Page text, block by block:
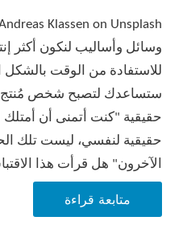
وسائل وأساليب لنكون أكثر
حقيقية "كنت أتمنى أن
حقيقية لنفسي، ليست تلك
الآخرون" هل قرأت هذا
متابعة قراءة
نصيحة